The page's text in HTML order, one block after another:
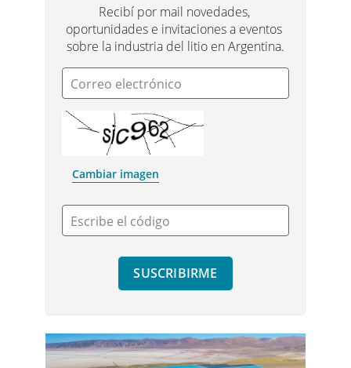
Recibí por mail novedades,
oportunidades e invitaciones a eventos
sobre la industria del litio en Argentina.
Correo electrónico
Cambiar imagen
Escribe el código